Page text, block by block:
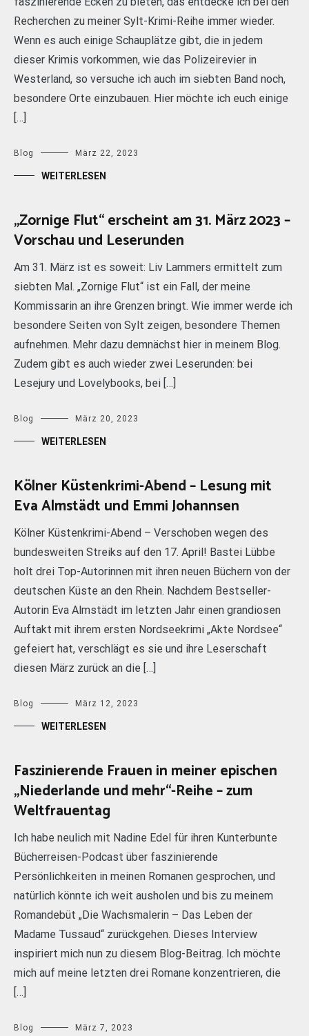
Recherchen zu meiner Sylt-Krimi-Reihe immer wieder.
Wenn es auch einige Schauplätze gibt, die in jedem
dieser Krimis vorkommen, wie das Polizeirevier in
Westerland, so versuche ich auch im siebten Band noch,
besondere Orte einzubauen. Hier möchte ich euch einige
[…]
Blog März 22, 2023
WEITERLESEN
„Zornige Flut“ erscheint am 31. März 2023 –
Vorschau und Leserunden
Am 31. März ist es soweit: Liv Lammers ermittelt zum
siebten Mal. „Zornige Flut“ ist ein Fall, der meine
Kommissarin an ihre Grenzen bringt. Wie immer werde ich
besondere Seiten von Sylt zeigen, besondere Themen
aufnehmen. Mehr dazu demnächst hier in meinem Blog.
Zudem gibt es auch wieder zwei Leserunden: bei
Lesejury und Lovelybooks, bei […]
Blog März 20, 2023
WEITERLESEN
Kölner Küstenkrimi-Abend – Lesung mit
Eva Almstädt und Emmi Johannsen
Kölner Küstenkrimi-Abend – Verschoben wegen des
bundesweiten Streiks auf den 17. April! Bastei Lübbe
holt drei Top-Autorinnen mit ihren neuen Büchern von der
deutschen Küste an den Rhein. Nachdem Bestseller-
Autorin Eva Almstädt im letzten Jahr einen grandiosen
Auftakt mit ihrem ersten Nordseekrimi „Akte Nordsee“
gefeiert hat, verschlägt es sie und ihre Leserschaft
diesen März zurück an die […]
Blog März 12, 2023
WEITERLESEN
Faszinierende Frauen in meiner epischen
„Niederlande und mehr“-Reihe – zum
Weltfrauentag
Ich habe neulich mit Nadine Edel für ihren Kunterbunte
Bücherreisen-Podcast über faszinierende
Persönlichkeiten in meinen Romanen gesprochen, und
natürlich könnte ich weit ausholen und bis zu meinem
Romandebüt „Die Wachsmalerin – Das Leben der
Madame Tussaud“ zurückgehen. Dieses Interview
inspiriert mich nun zu diesem Blog-Beitrag. Ich möchte
mich auf meine letzten drei Romane konzentrieren, die
[…]
Blog März 7, 2023